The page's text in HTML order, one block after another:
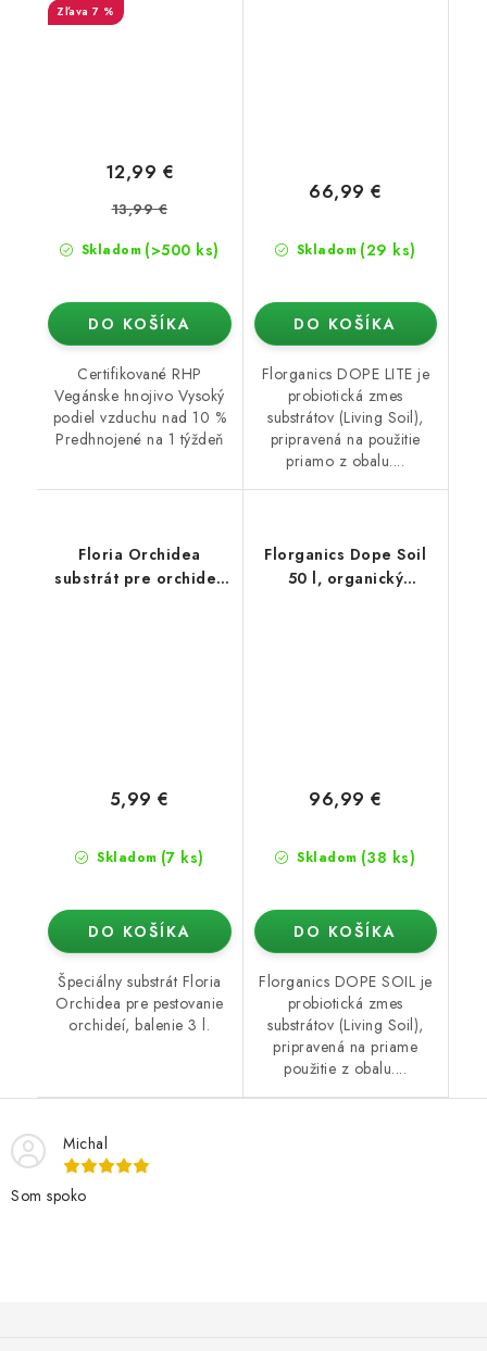
7 %
Skladom (>500 ks)
12,99 €
13,99 €
DO KOŠÍKA
Certifikované RHP
Vegánske hnojivo Vysoký
podiel vzduchu nad 10 %
Predhnojené na 1 týždeň
Skladom (29 ks)
66,99 €
DO KOŠÍKA
Florganics DOPE LITE je
probiotická zmes
substrátov (Living Soil),
pripravená na použitie
priamo z obalu....
Floria Orchidea
substrát pre orchidey
Skladom (7 ks)
5,99 €
DO KOŠÍKA
Špeciálny substrát Floria
Orchidea pre pestovanie
orchideí, balenie 3 l.
Florganics Dope Soil
50 l, organický
Skladom (38 ks)
96,99 €
DO KOŠÍKA
Florganics DOPE SOIL je
probiotická zmes
substrátov (Living Soil),
pripravená na priame
použitie z obalu....
Michal
Som spoko